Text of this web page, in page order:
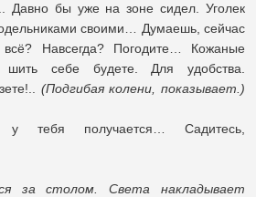
Давно бы уже на зоне сидел. Уголек
своими… Думаешь, сейчас
Навсегда? Погодите… Кожаные
шить себе будете. Для удобства.
(Подгибая колени, показывает.)
тебя получается… Садитесь,
за столом. Света накладывает